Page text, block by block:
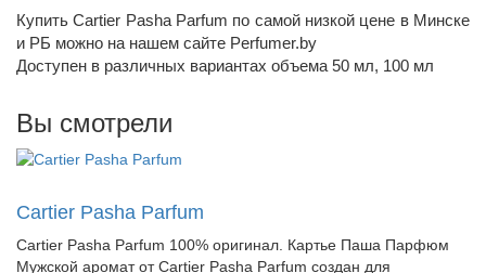
Купить Cartier Pasha Parfum по самой низкой цене в Минске
и РБ можно на нашем сайте Perfumer.by
Доступен в различных вариантах объема 50 мл, 100 мл
Вы смотрели
Cartier Pasha Parfum
Cartier Pasha Parfum 100% оригинал. Картье Паша Парфюм
Мужской аромат от Cartier Pasha Parfum создан для